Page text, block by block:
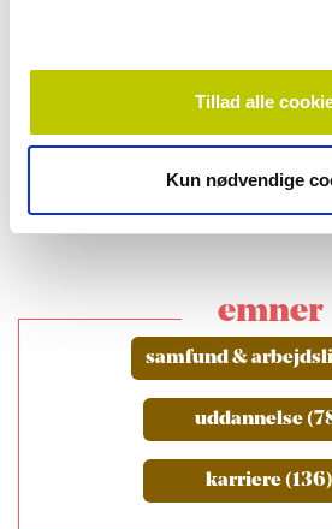
Tillad alle
Kun nødvendige
læs bladet
emner
samfund &
uddannelse
karriere (136)